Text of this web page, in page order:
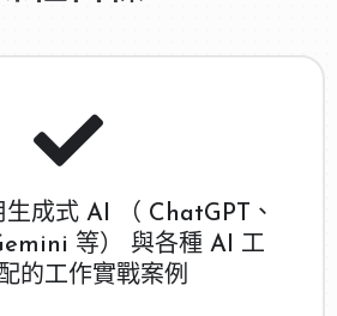
成式 AI （ ChatGPT、
等） 與各種 AI 工
的工作實戰案例